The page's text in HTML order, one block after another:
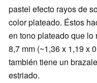
pastel efecto rayos de
color plateado. Éstos
en tono plateado que lo
8,7 mm (~1,36 x 1,19 x
también tiene un
estriado.